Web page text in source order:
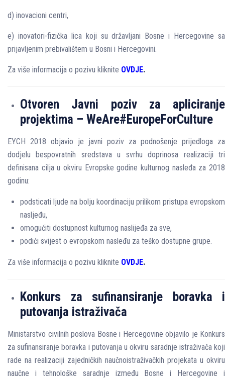
d) inovacioni centri,
e) inovatori-fizička lica koji su državljani Bosne i Hercegovine sa
prijavljenim prebivalištem u Bosni i Hercegovini.
Za više informacija o pozivu kliknite OVDJE.
Otvoren Javni poziv za apliciranje
projektima – WeAre#EuropeForCulture
EYCH 2018 objavio je javni poziv za podnošenje prijedloga za
dodjelu bespovratnih sredstava u svrhu doprinosa realizaciji tri
definisana cilja u okviru Evropske godine kulturnog nasleđa za 2018
godinu:
podsticati ljude na bolju koordinaciju prilikom pristupa evropskom
nasljeđu,
omogućiti dostupnost kulturnog naslijeđa za sve,
podići svijest o evropskom nasleđu za teško dostupne grupe.
Za više informacija o pozivu kliknite OVDJE.
Konkurs za sufinansiranje boravka i
putovanja istraživača
Ministarstvo civilnih poslova Bosne i Hercegovine objavilo je Konkurs
za sufinansiranje boravka i putovanja u okviru saradnje istraživača koji
rade na realizaciji zajedničkih naučnoistraživačkih projekata u okviru
naučne i tehnološke saradnje između Bosne i Hercegovine i